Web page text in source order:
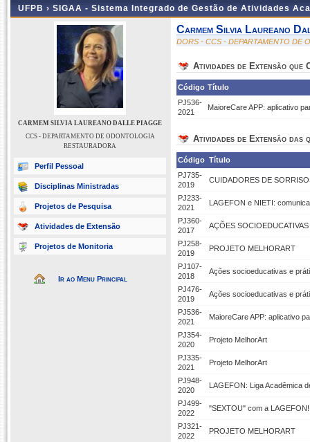
UFPB › SIGAA - Sistema Integrado de Gestão de Atividades
CARMEM SILVIA LAUREANO DALLE PIAGGE
CCS - DEPARTAMENTO DE ODONTOLOGIA
RESTAURADORA
Perfil Pessoal
Disciplinas Ministradas
Projetos de Pesquisa
Atividades de Extensão
Projetos de Monitoria
Ir ao Menu Principal
Carmem Silvia Laureano
DORS - CCS - DEPARTAMENTO DE
Atividades de Extensão que
Código Título
PJ536-
2021
MaioreCare APP: aplicativo
Atividades de Extensão das
Código Título
PJ735-
2019
CUIDADORES DE
PJ233-
2021
LAGEFON e NIETI:
PJ360-
2017
AÇÕES
PJ258-
2019
PROJETO MELHORART
PJ107-
2018
Ações socioeducativas e
PJ476-
2019
Ações socioeducativas e
PJ536-
2021
MaioreCare APP: aplicativo
PJ354-
2020
Projeto MelhorArt
PJ335-
2021
Projeto MelhorArt
PJ948-
2020
LAGEFON: Liga Acadêmica
PJ499-
2022
"SEXTOU" com a LAGEFON!
PJ321-
2022
PROJETO MELHORART